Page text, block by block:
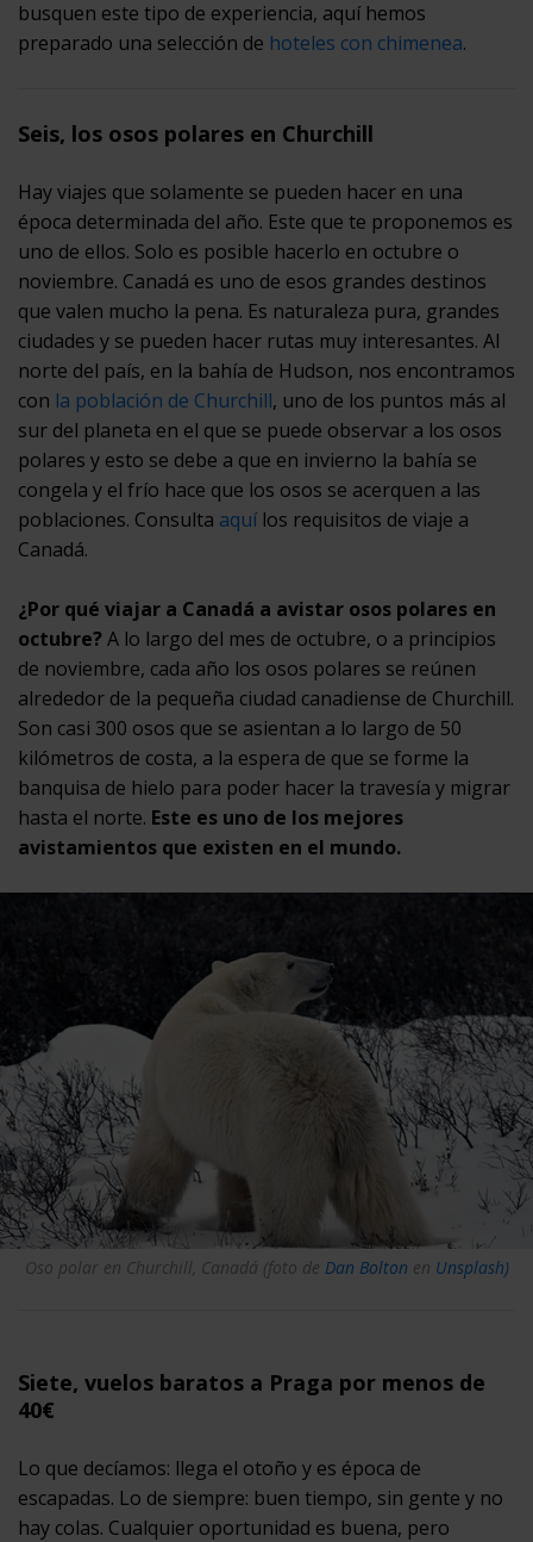
busquen este tipo de experiencia, aquí hemos
preparado una selección de hoteles con chimenea.
Seis, los osos polares en Churchill
Hay viajes que solamente se pueden hacer en una
época determinada del año. Este que te proponemos es
uno de ellos. Solo es posible hacerlo en octubre o
noviembre. Canadá es uno de esos grandes destinos
que valen mucho la pena. Es naturaleza pura, grandes
ciudades y se pueden hacer rutas muy interesantes. Al
norte del país, en la bahía de Hudson, nos encontramos
con la población de Churchill, uno de los puntos más al
sur del planeta en el que se puede observar a los osos
polares y esto se debe a que en invierno la bahía se
congela y el frío hace que los osos se acerquen a las
poblaciones. Consulta aquí los requisitos de viaje a
Canadá.
¿Por qué viajar a Canadá a avistar osos polares en
octubre?A lo largo del mes de octubre, o a principios
de noviembre, cada año los osos polares se reúnen
alrededor de la pequeña ciudad canadiense de Churchill.
Son casi 300 osos que se asientan a lo largo de 50
kilómetros de costa, a la espera de que se forme la
banquisa de hielo para poder hacer la travesía y migrar
hasta el norte. Este es uno de los mejores
avistamientos que existen en el mundo.
Oso polar en Churchill, Canadá (foto de Dan Bolton en Unsplash)
Siete, vuelos baratos a Praga por menos de
40€
Lo que decíamos: llega el otoño y es época de
escapadas. Lo de siempre: buen tiempo, sin gente y no
hay colas. Cualquier oportunidad es buena, pero